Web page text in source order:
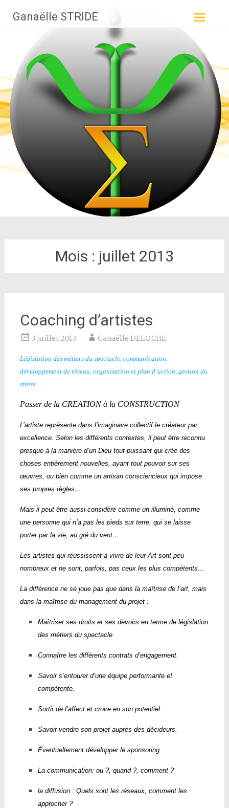
Ganaëlle STRIDE
Aller
au
principal
Mois : juillet 2013
Coaching d’artistes
3 juillet 2013 Ganaëlle DELOCHE
Législation des métiers du spectacle, communication,
développement de réseau, organisation et plan d’action, gestion du
stress…
Passer de la CREATION à la CONSTRUCTION
L’artiste représente dans l’imaginaire collectif le créateur par
excellence. Selon les différents contextes, il peut être reconnu
presque à la manière d’un Dieu tout-puissant qui crée des
choses entièrement nouvelles, ayant tout pouvoir sur ses
œuvres, ou bien comme un artisan consciencieux qui impose
ses propres règles…
Mais il peut être aussi considéré comme un illuminé, comme
une personne qui n’a pas les pieds sur terre, qui se laisse
porter par la vie, au gré du vent…
Les artistes qui réussissent à vivre de leur Art sont peu
nombreux et ne sont, parfois, pas ceux les plus compétents…
La différence ne se joue pas que dans la maîtrise de l’art, mais
dans la maîtrise du management du projet :
Maîtriser ses droits et ses devoirs en terme de législation
des métiers du spectacle.
Connaître les différents contrats d’engagement.
Savoir s’entourer d’une équipe performante et
compétente.
Sortir de l’affect et croire en son potentiel.
Savoir vendre son projet auprès des décideurs.
Éventuellement développer le sponsoring.
La communication: ou ?, quand ?, comment ?
la diffusion : Quels sont les réseaux, comment les
approcher ?